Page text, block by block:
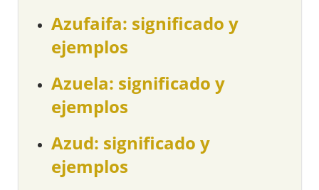
Azufaifa: significado y
ejemplos
Azuela: significado y
ejemplos
Azud: significado y
ejemplos